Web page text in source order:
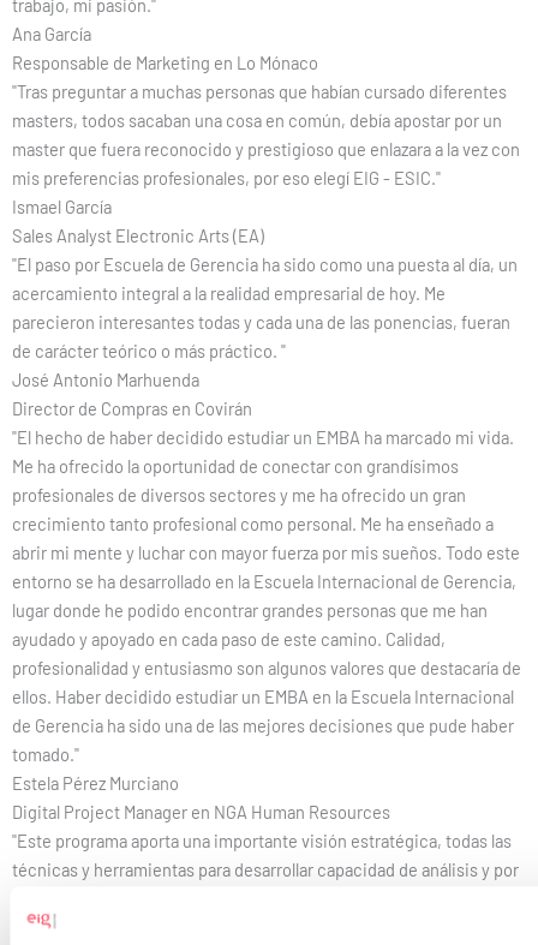
trabajo, mi pasión."
Ana García
Responsable de Marketing en Lo Mónaco
"Tras preguntar a muchas personas que habían cursado diferentes
masters, todos sacaban una cosa en común, debía apostar por un
master que fuera reconocido y prestigioso que enlazara a la vez con
mis preferencias profesionales, por eso elegí EIG - ESIC."
Ismael García
Sales Analyst Electronic Arts (EA)
"El paso por Escuela de Gerencia ha sido como una puesta al día, un
acercamiento integral a la realidad empresarial de hoy. Me
parecieron interesantes todas y cada una de las ponencias, fueran
de carácter teórico o más práctico. "
José Antonio Marhuenda
Director de Compras en Covirán
"El hecho de haber decidido estudiar un EMBA ha marcado mi vida.
Me ha ofrecido la oportunidad de conectar con grandísimos
profesionales de diversos sectores y me ha ofrecido un gran
crecimiento tanto profesional como personal. Me ha enseñado a
abrir mi mente y luchar con mayor fuerza por mis sueños. Todo este
entorno se ha desarrollado en la Escuela Internacional de Gerencia,
lugar donde he podido encontrar grandes personas que me han
ayudado y apoyado en cada paso de este camino. Calidad,
profesionalidad y entusiasmo son algunos valores que destacaría de
ellos. Haber decidido estudiar un EMBA en la Escuela Internacional
de Gerencia ha sido una de las mejores decisiones que pude haber
tomado."
Estela Pérez Murciano
Digital Project Manager en NGA Human Resources
"Este programa aporta una importante visión estratégica, todas las
técnicas y herramientas para desarrollar capacidad de análisis y por
liderar entornos de marketing y gestión en constante evolución,